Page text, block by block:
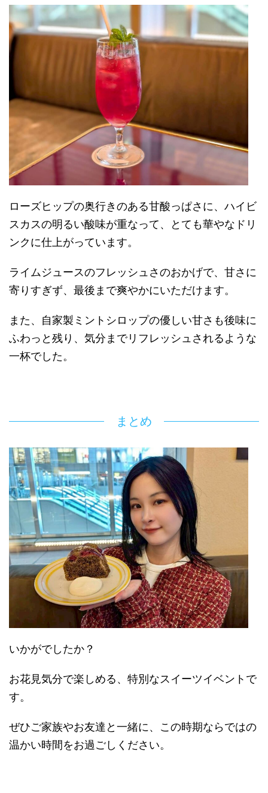
ローズヒップの奥行きのある甘酸っぱさに、ハイビ
スカスの明るい酸味が重なって、とても華やなドリ
ンクに仕上がっています。
ライムジュースのフレッシュさのおかげで、甘さに
寄りすぎず、最後まで爽やかにいただけます。
また、自家製ミントシロップの優しい甘さも後味に
ふわっと残り、気分までリフレッシュされるような
一杯でした。
まとめ
いかがでしたか？
お花見気分で楽しめる、特別なスイーツイベントで
す。
ぜひご家族やお友達と一緒に、この時期ならではの
温かい時間をお過ごしください。